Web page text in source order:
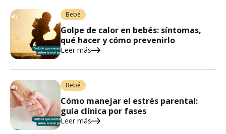
Bebé
Golpe de calor en bebés: síntomas,
qué hacer y cómo prevenirlo
Leer más
Bebé
Cómo manejar el estrés parental:
guía clínica por fases
Leer más